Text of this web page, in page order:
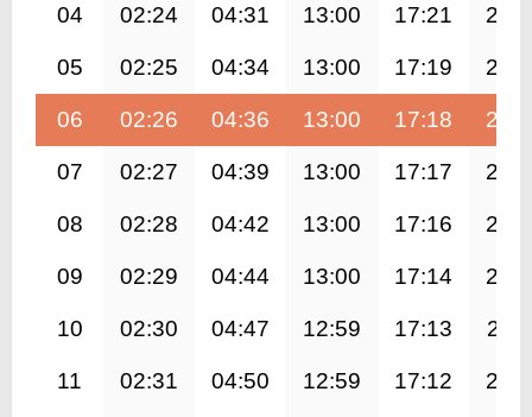
04 02:24 04:31 13:00 17:21
05 02:25 04:34 13:00 17:19
06 02:26 04:36 13:00 17:18
07 02:27 04:39 13:00 17:17
08 02:28 04:42 13:00 17:16
09 02:29 04:44 13:00 17:14
10 02:30 04:47 12:59 17:13
11 02:31 04:50 12:59 17:12